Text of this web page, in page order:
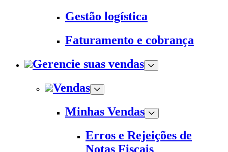
Gestão logística
Faturamento e cobrança
Gerencie suas vendas
Vendas
Minhas Vendas
Erros e Rejeições de
Notas Fiscais